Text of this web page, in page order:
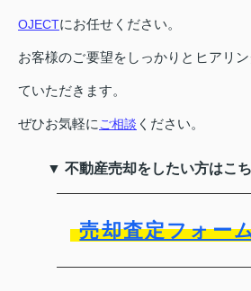
OJECTにお任せください。
お客様のご要望をしっかりとヒアリ
ていただきます。
ぜひお気軽にご相談 ください。
▼ 不動産売却をしたい方はこ
売却査定フォー